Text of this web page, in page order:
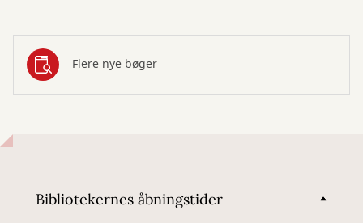
Flere nye bøger
Bibliotekernes åbningstider